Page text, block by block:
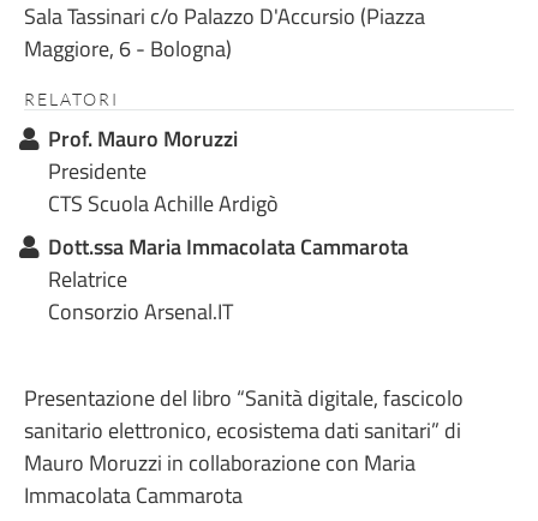
Sala Tassinari c/o Palazzo D'Accursio (Piazza
Maggiore, 6 - Bologna)
RELATORI
Prof. Mauro Moruzzi
Presidente
CTS Scuola Achille Ardigò
Dott.ssa Maria Immacolata Cammarota
Relatrice
Consorzio Arsenal.IT
Presentazione del libro “Sanità digitale, fascicolo
sanitario elettronico, ecosistema dati sanitari” di
Mauro Moruzzi in collaborazione con Maria
Immacolata Cammarota